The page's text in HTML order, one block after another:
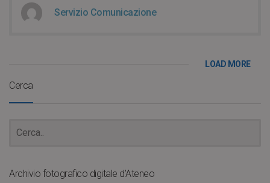
Servizio Comunicazione
LOAD MORE
Cerca
Archivio fotografico digitale d’Ateneo